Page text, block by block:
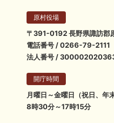
原村役場
〒391-0192 長野県諏訪郡
電話番号 / 0266-79-2111
法人番号 /
開庁時間
月曜日～金曜日（祝日、年
8時30分～17時15分